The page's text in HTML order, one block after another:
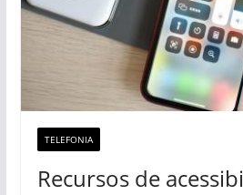
TELEFONIA
Recursos de